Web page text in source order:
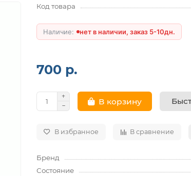
Код товара
нет в наличии, заказ 5-10дн.
700 р.
В корзину
В избранное В сравнение
Бренд
Состояние